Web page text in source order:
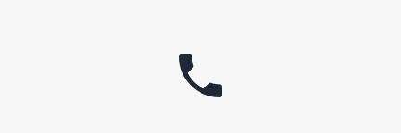
phone